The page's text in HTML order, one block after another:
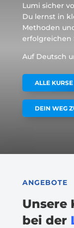
Lumi sicher
Du lernst in
Methoden
erfolgreichen
Auf Deutsch
ALLE KURSE
DEIN WEG
ANGEBOTE
Unsere
bei der